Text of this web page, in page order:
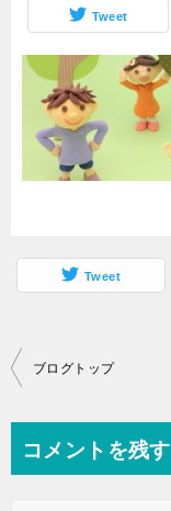
Tweet
Tweet
投
ビ
ブログトップ
コメントを残す